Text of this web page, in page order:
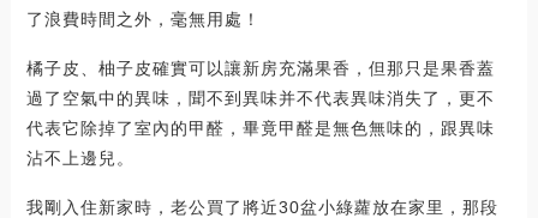
了浪費時間之外，毫無用處！
橘子皮、柚子皮確實可以讓新房充滿果香，但那只是果香蓋
過了空氣中的異味，聞不到異味并不代表異味消失了，更不
代表它除掉了室內的甲醛，畢竟甲醛是無色無味的，跟異味
沾不上邊兒。
我剛入住新家時，老公買了將近30盆小綠蘿放在家里，那段